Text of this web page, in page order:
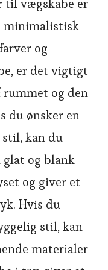
til vægskabe er
minimalistisk
og
er det vigtigt
rummet og den
du ønsker en
kan du
og blank
og giver et
Hvis du
stil, kan
materialer